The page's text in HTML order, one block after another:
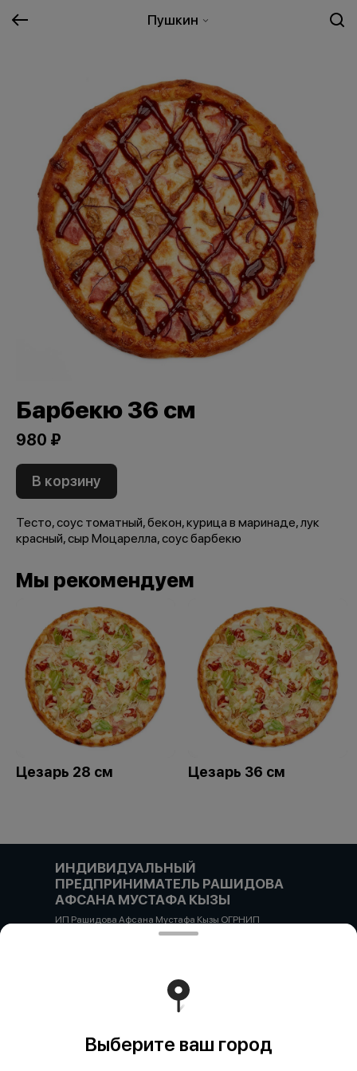
Пушкин
Барбекю 36 см
980 ₽
В корзину
Тесто, соус томатный, бекон, курица в маринаде, лук
красный, сыр Моцарелла, соус барбекю
Мы рекомендуем
Цезарь 28 см Цезарь 36 см
ИНДИВИДУАЛЬНЫЙ
ПРЕДПРИНИМАТЕЛЬ РАШИДОВА
АФСАНА МУСТАФА КЫЗЫ
ИП Рашидова Афсана Мустафа Кызы ОГРНИП
322784700051126 ИНН 781719784300 Российская
Работает на эффективном ядре
Выберите ваш город